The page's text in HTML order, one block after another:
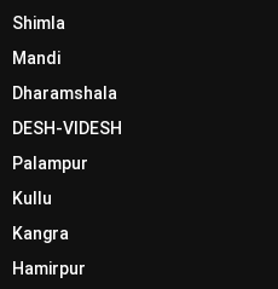
Shimla
Mandi
Dharamshala
DESH-VIDESH
Palampur
Kullu
Kangra
Hamirpur